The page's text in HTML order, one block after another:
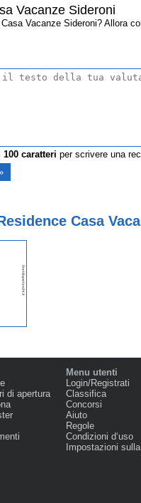
Vacanze Sideroni
Vacanze Sideroni? Allora
100caratteri per scrivere una
Casa
di apertura
Menu utenti
Login/Registrati
Classifica
Concorsi
Aiuto
Regole
Condizioni d‘uso
Impostazioni